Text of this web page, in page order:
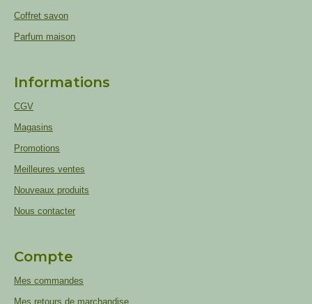
Coffret savon
Parfum maison
Informations
CGV
Magasins
Promotions
Meilleures ventes
Nouveaux produits
Nous contacter
Compte
Mes commandes
Mes retours de marchandise